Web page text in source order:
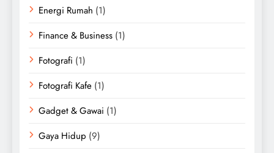
Energi Rumah (1)
Finance & Business (1)
Fotografi (1)
Fotografi Kafe (1)
Gadget & Gawai (1)
Gaya Hidup (9)